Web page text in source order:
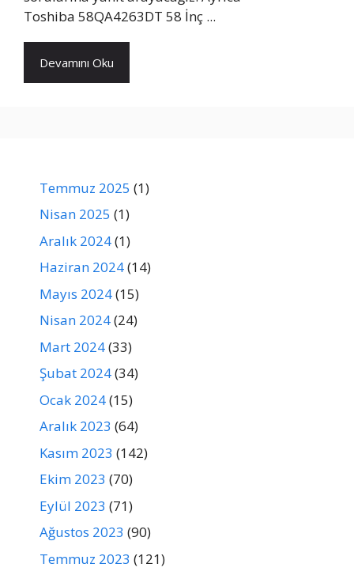
Toshiba 58QA4263DT 58 İnç ...
Devamını Oku
Temmuz 2025 (1)
Nisan 2025 (1)
Aralık 2024(1)
Haziran 2024(14)
Mayıs 2024(15)
Nisan 2024(24)
Mart 2024(33)
Şubat 2024(34)
Ocak 2024(15)
Aralık 2023 (64)
Kasım 2023 (142)
Ekim 2023 (70)
Eylül 2023 (71)
Ağustos 2023 (90)
Temmuz 2023 (121)